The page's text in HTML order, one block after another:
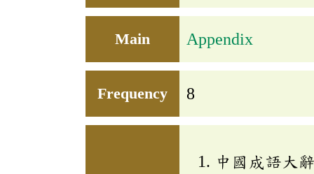
Main Appendix
Frequency 8
中國成語大